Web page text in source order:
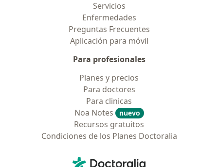
Servicios
Enfermedades
Preguntas Frecuentes
Aplicación para móvil
Para profesionales
Planes y precios
Para doctores
Para clinicas
Noa Notes
nuevo
Recursos gratuitos
Condiciones de los Planes Doctoralia
Doctoralia - Página de inicio